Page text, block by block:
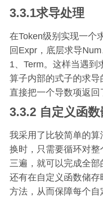
3.3.1求导处理
在Token级别实现一个
回Expr，底层求导
1、Term。这样当遇到
算子内部的式子的求
直接把一个导数项返回
3.3.2 自定义函
我采用了比较简单的
换时，只需要循环对
三遍，就可以完成全
还有在自定义函数储
方法，从而保障每个自